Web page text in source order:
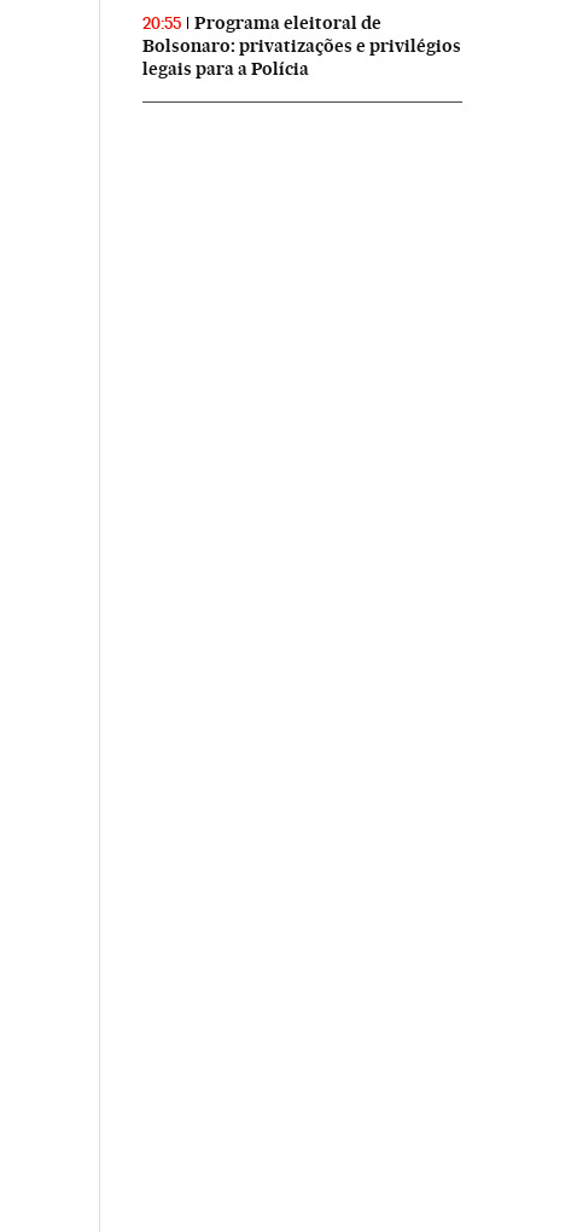
País Brasil en Twitter
El País Brasil en Instagram
El País Brasil en Facebook
20:55
Programa eleitoral de
Bolsonaro: privatizações e privilégios
legais para a Polícia